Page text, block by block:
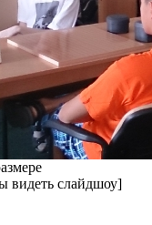
видеть слайдшоу]